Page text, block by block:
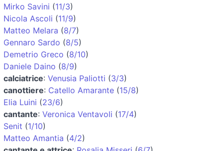
Mirko Savini (11/3)
Nicola Ascoli (11/9)
Matteo Melara (8/7)
Gennaro Sardo (8/5)
Demetrio Greco (8/10)
Daniele Daino (8/9)
calciatrice: Venusia Paliotti (3/3)
canottiere: Catello Amarante (15/8)
Elia Luini (23/6)
cantante: Veronica Ventavoli (17/4)
Senit (1/10)
Matteo Amantia (4/2)